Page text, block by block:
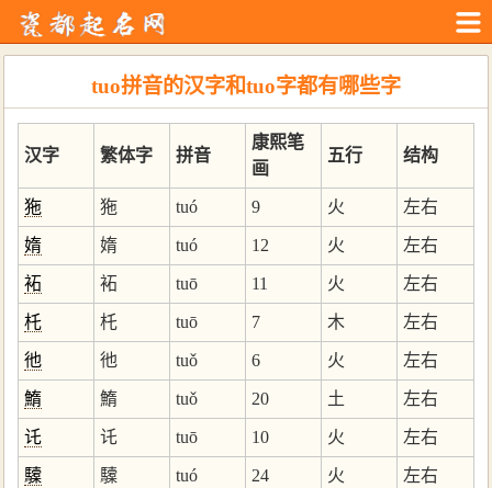
tuo拼音的汉字和tuo字都有哪些字
汉字 繁体字 拼音
康熙笔
画
五行 结构
狏 狏 tuó 9 火 左右
媠 媠 tuó 12 火 左右
袥 袥 tuō 11 火 左右
杔 杔 tuō 7 木 左右
彵 彵 tuǒ 6 火 左右
鰖 鰖 tuǒ 20 土 左右
讬 讬 tuō 10 火 左右
驝 驝 tuó 24 火 左右